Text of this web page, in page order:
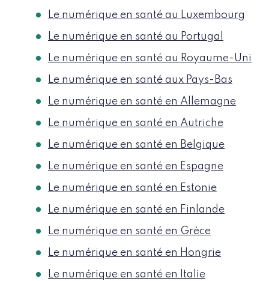
Le numérique en santé au Luxembourg
Le numérique en santé au Portugal
Le numérique en santé au Royaume-Uni
Le numérique en santé aux Pays-Bas
Le numérique en santé en Allemagne
Le numérique en santé en Autriche
Le numérique en santé en Belgique
Le numérique en santé en Espagne
Le numérique en santé en Estonie
Le numérique en santé en Finlande
Le numérique en santé en Grèce
Le numérique en santé en Hongrie
Le numérique en santé en Italie